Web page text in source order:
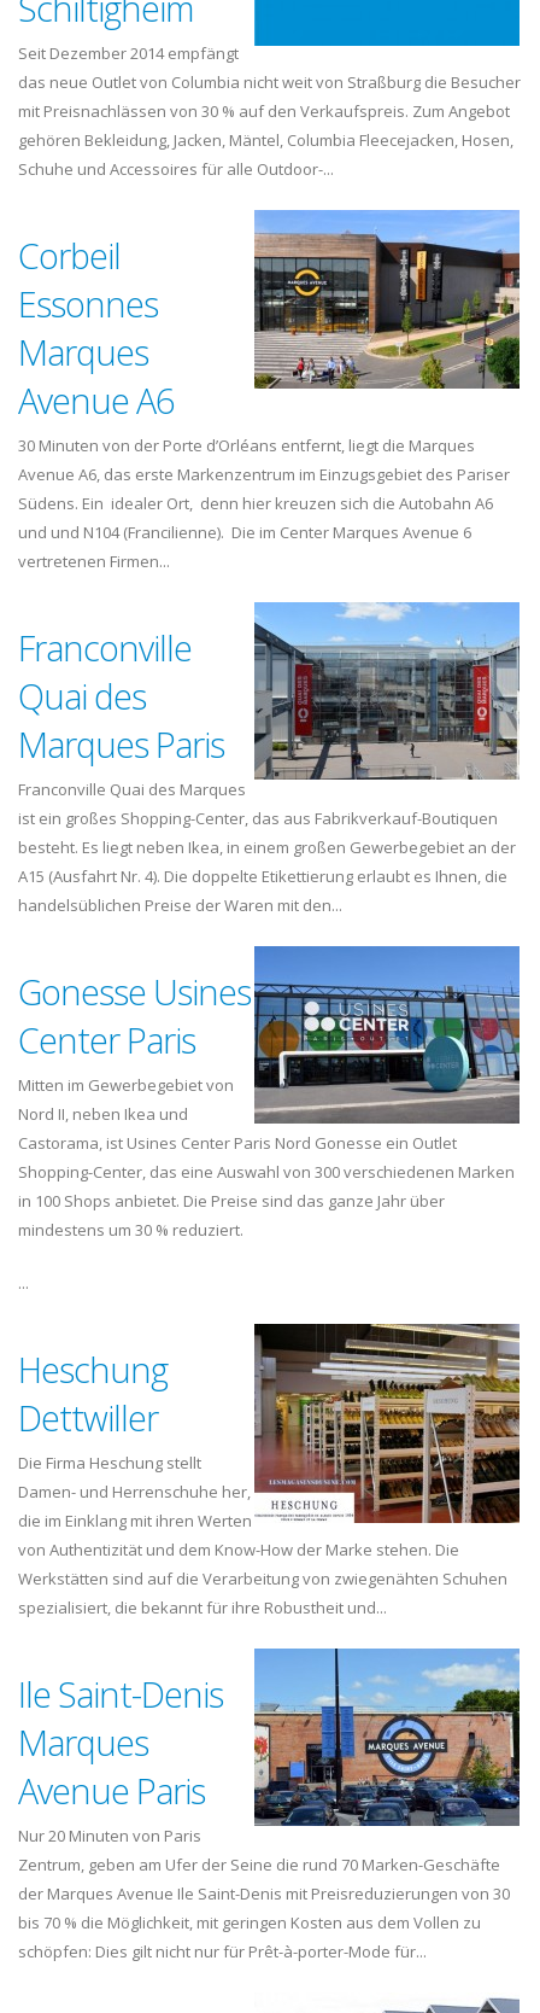
Seit Dezember 2014 empfängt
das neue Outlet von Columbia nicht weit von Straßburg die Besucher
mit Preisnachlässen von 30 % auf den Verkaufspreis. Zum Angebot
gehören Bekleidung, Jacken, Mäntel, Columbia Fleecejacken, Hosen,
Schuhe und Accessoires für alle Outdoor-...
Corbeil
Essonnes
Marques
Avenue A6
30 Minuten von der Porte d’Orléans entfernt, liegt die Marques
Avenue A6, das erste Markenzentrum im Einzugsgebiet des Pariser
Südens. Ein idealer Ort, denn hier kreuzen sich die Autobahn A6
und und N104 (Francilienne). Die im Center Marques Avenue 6
vertretenen Firmen...
Franconville
Quai des
Marques Paris
Franconville Quai des Marques
ist ein großes Shopping-Center, das aus Fabrikverkauf-Boutiquen
besteht. Es liegt neben Ikea, in einem großen Gewerbegebiet an der
A15 (Ausfahrt Nr. 4). Die doppelte Etikettierung erlaubt es Ihnen, die
handelsüblichen Preise der Waren mit den...
Gonesse Usines
Center Paris
Mitten im Gewerbegebiet von
Nord II, neben Ikea und
Castorama, ist Usines Center Paris Nord Gonesse ein Outlet
Shopping-Center, das eine Auswahl von 300 verschiedenen Marken
in 100 Shops anbietet. Die Preise sind das ganze Jahr über
mindestens um 30 % reduziert.
...
Heschung
Dettwiller
Die Firma Heschung stellt
Damen- und Herrenschuhe her,
die im Einklang mit ihren Werten
von Authentizität und dem Know-How der Marke stehen. Die
Werkstätten sind auf die Verarbeitung von zwiegenähten Schuhen
spezialisiert, die bekannt für ihre Robustheit und...
Ile Saint-Denis
Marques
Avenue Paris
Nur 20 Minuten von Paris
Zentrum, geben am Ufer der Seine die rund 70 Marken-Geschäfte
der Marques Avenue Ile Saint-Denis mit Preisreduzierungen von 30
bis 70 % die Möglichkeit, mit geringen Kosten aus dem Vollen zu
schöpfen: Dies gilt nicht nur für Prêt-à-porter-Mode für...